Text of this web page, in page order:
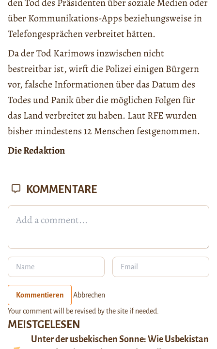
den Tod des Präsidenten über soziale Medien oder
über Kommunikations-Apps beziehungsweise in
Telefongesprächen verbreitet hätten.
Da der Tod Karimows inzwischen nicht
bestreitbar ist, wirft die Polizei einigen Bürgern
vor, falsche Informationen über das Datum des
Todes und Panik über die möglichen Folgen für
das Land verbreitet zu haben. Laut RFE wurden
bisher mindestens 12 Menschen festgenommen.
Die Redaktion
MEISTGELESEN
Unter der usbekischen Sonne: Wie Usbekistan
KOMMENTARE
Kommentieren Abbrechen
Your comment will be revised by the site if needed.